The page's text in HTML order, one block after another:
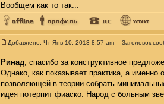
Вообщем как то так...
Добавлено: Чт Янв 10, 2013 8:57 am Заголовок
Ринад, спасибо за конструктивное
Однако, как показывает практика, а
позволяющей в теории собрать
идея потерпит фиаско. Народ с больным